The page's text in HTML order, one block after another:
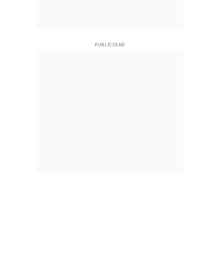
PUBLICIDAD